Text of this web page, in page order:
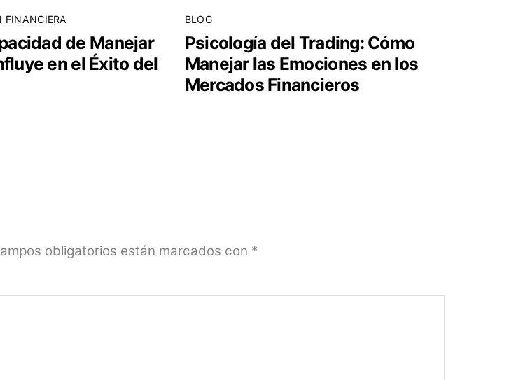
FINANCIERA
de Manejar
en el Éxito del
BLOG
Psicología del Trading: Cómo
Manejar las Emociones en los
Mercados Financieros
obligatorios están marcados con *